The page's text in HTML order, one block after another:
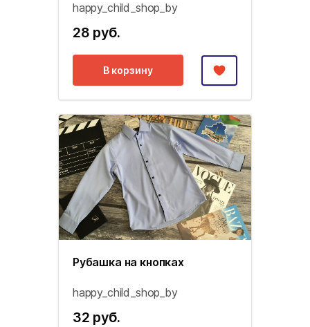
happy_child_shop_by
28 руб.
В корзину
Рубашка на кнопках
happy_child_shop_by
32 руб.